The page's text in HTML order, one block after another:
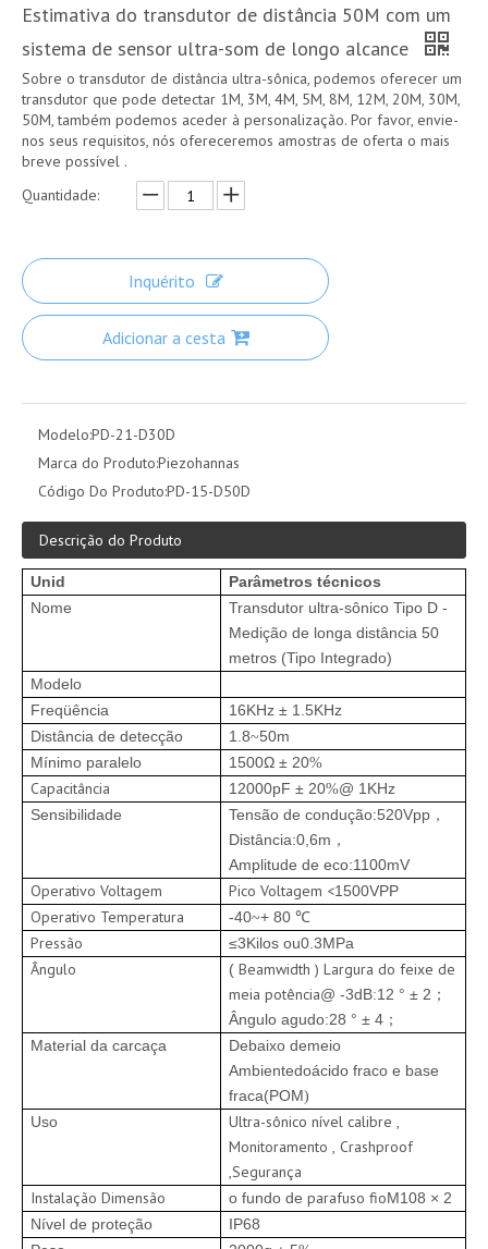
Estimativa do transdutor de distância 50M com um
sistema de sensor ultra-som de longo alcance
Sobre o transdutor de distância ultra-sônica, podemos oferecer um
transdutor que pode detectar 1M, 3M, 4M, 5M, 8M, 12M, 20M, 30M,
50M, também podemos aceder à personalização. Por favor, envie-
nos seus requisitos, nós ofereceremos amostras de oferta o mais
breve possível .
Quantidade:
Inquérito
Adicionar a cesta
Modelo:PD-21-D30D
Marca do Produto:Piezohannas
Código Do Produto:PD-15-D50D
Descrição do Produto
Unid Parâmetros técnicos
Nome
Transdutor ultra-sônico Tipo D -
Medição de longa distância 50
metros (Tipo Integrado)
Modelo
Freqüência
16KHz ± 1.5KHz
Distância de detecção
1.8~50m
Mínimo paralelo
1500Ω ± 20%
Capacitância 12000pF ± 20%@ 1KHz
Sensibilidade
Tensão de condução:520Vpp ，
Distância:0,6m ，
Amplitude de eco:1100mV
Operativo Voltagem Pico Voltagem <1500VPP
Operativo Temperatura -40~+ 80 ℃
Pressão ≤3Kilos ou0.3MPa
Ângulo ( Beamwidth ) Largura do feixe de
meia potência@ -3dB:12 ° ± 2 ；
Ângulo agudo:28 ° ± 4 ；
Material da carcaça Debaixo demeio
Ambientedoácido fraco e base
fraca(POM)
Uso Ultra-sônico nível calibre ,
Monitoramento , Crashproof
,Segurança
Instalação Dimensão o fundo de parafuso fioM108 × 2
Nível de proteção
IP68